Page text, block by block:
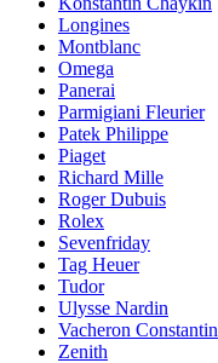
Longines
Montblanc
Omega
Panerai
Parmigiani Fleurier
Patek Philippe
Piaget
Richard Mille
Roger Dubuis
Rolex
Sevenfriday
Tag Heuer
Tudor
Ulysse Nardin
Vacheron Constantin
Zenith